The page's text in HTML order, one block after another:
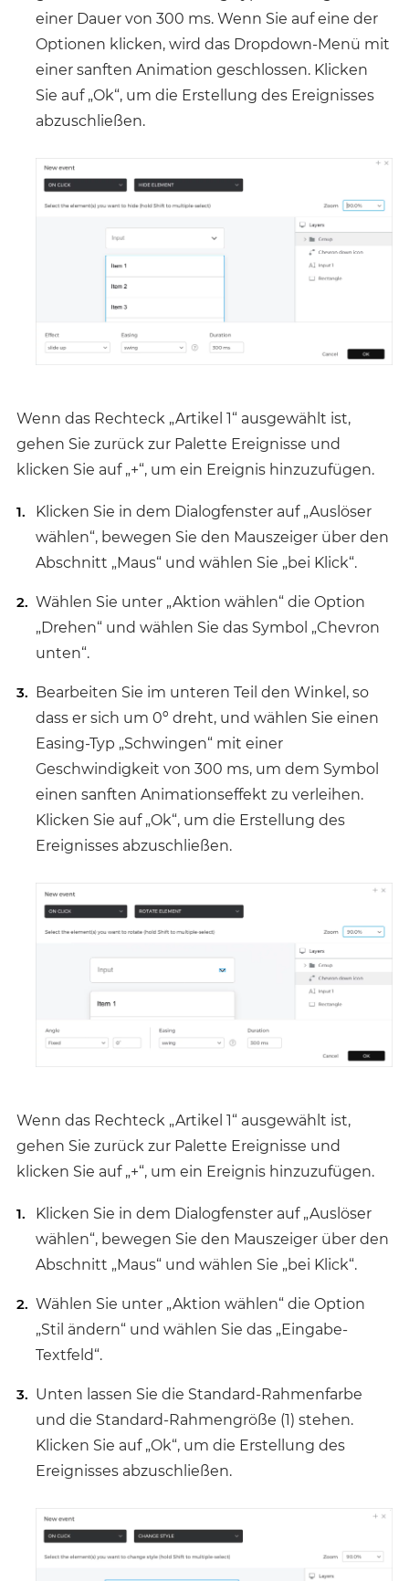
einer Dauer von 300 ms. Wenn Sie auf eine der
Optionen klicken, wird das Dropdown-Menü mit
einer sanften Animation geschlossen. Klicken
Sie auf „Ok“, um die Erstellung des Ereignisses
abzuschließen.
Wenn das Rechteck „Artikel 1“ ausgewählt ist,
gehen Sie zurück zur Palette Ereignisse und
klicken Sie auf „+“, um ein Ereignis hinzuzufügen.
Klicken Sie in dem Dialogfenster auf „Auslöser
wählen“, bewegen Sie den Mauszeiger über den
Abschnitt „Maus“ und wählen Sie „bei Klick“.
Wählen Sie unter „Aktion wählen“ die Option
„Drehen“ und wählen Sie das Symbol „Chevron
unten“.
Bearbeiten Sie im unteren Teil den Winkel, so
dass er sich um 0º dreht, und wählen Sie einen
Easing-Typ „Schwingen“ mit einer
Geschwindigkeit von 300 ms, um dem Symbol
einen sanften Animationseffekt zu verleihen.
Klicken Sie auf „Ok“, um die Erstellung des
Ereignisses abzuschließen.
Wenn das Rechteck „Artikel 1“ ausgewählt ist,
gehen Sie zurück zur Palette Ereignisse und
klicken Sie auf „+“, um ein Ereignis hinzuzufügen.
Klicken Sie in dem Dialogfenster auf „Auslöser
wählen“, bewegen Sie den Mauszeiger über den
Abschnitt „Maus“ und wählen Sie „bei Klick“.
Wählen Sie unter „Aktion wählen“ die Option
„Stil ändern“ und wählen Sie das „Eingabe-
Textfeld“.
Unten lassen Sie die Standard-Rahmenfarbe
und die Standard-Rahmengröße (1) stehen.
Klicken Sie auf „Ok“, um die Erstellung des
Ereignisses abzuschließen.